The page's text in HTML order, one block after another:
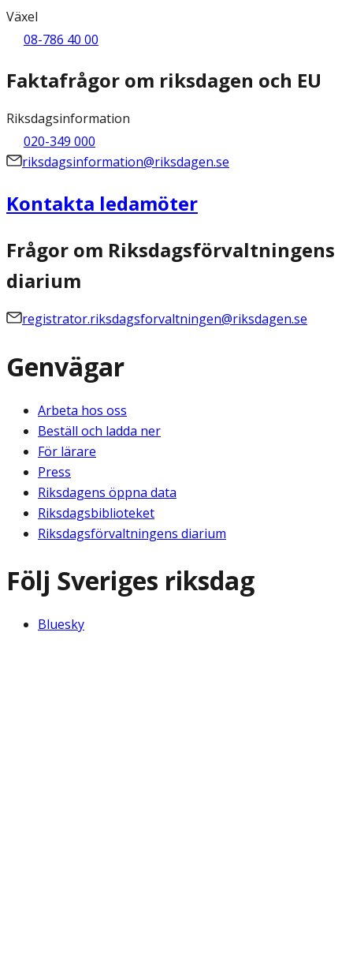
Växel
08-786 40 00
Faktafrågor om riksdagen och EU
Riksdagsinformation
020-349 000
riksdagsinformation@riksdagen.se
Kontakta ledamöter
Frågor om Riksdagsförvaltningens
diarium
registrator.riksdagsforvaltningen@riksdagen.se
Genvägar
Arbeta hos oss
Beställ och ladda ner
För lärare
Press
Riksdagens öppna data
Riksdagsbiblioteket
Riksdagsförvaltningens diarium
Följ Sveriges riksdag
Bluesky